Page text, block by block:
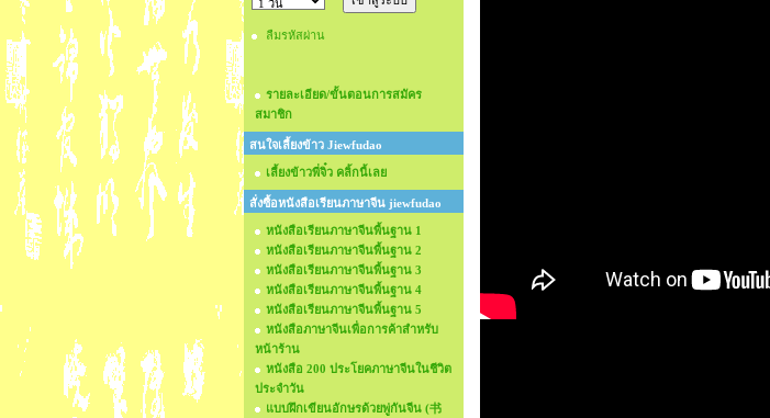
ลืมรหัสผ่าน
รายละเอียด/ขั้นตอนการสมัคร
สมาชิก
สนใจเลี้ยงข้าว Jiewfudao
เลี้ยงข้าวพี่จิ๋ว คลิ้กนี้เลย
สั่งซื้อหนังสือเรียนภาษาจีน jiewfudao
หนังสือเรียนภาษาจีนพื้นฐาน 1
หนังสือเรียนภาษาจีนพื้นฐาน 2
หนังสือเรียนภาษาจีนพื้นฐาน 3
หนังสือเรียนภาษาจีนพื้นฐาน 4
หนังสือเรียนภาษาจีนพื้นฐาน 5
หนังสือภาษาจีนเพื่อการค้าสำหรับ
หน้าร้าน
หนังสือ 200 ประโยคภาษาจีนในชีวิต
ประจำวัน
แบบฝึกเขียนอักษรด้วยพู่กันจีน (书